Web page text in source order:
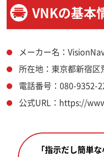
VNKの基本
メーカー名：
所在地：東京都新宿
電話番号：080-9352-
公式URL：https://
「指示だし簡単